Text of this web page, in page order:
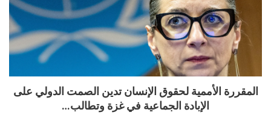
المقررة الأممية لحقوق الإنسان تدين الصمت الدولي على
الإبادة الجماعية في غزة وتطالب…